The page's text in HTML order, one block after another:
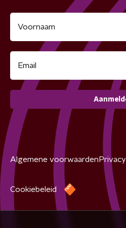
Algemene voorwaarden
Cookiebeleid